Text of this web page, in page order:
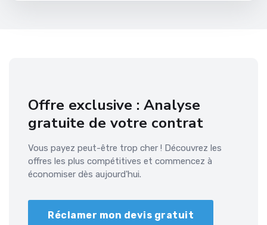
Offre exclusive : Analyse
gratuite de votre contrat
Vous payez peut-être trop cher ! Découvrez les
offres les plus compétitives et commencez à
économiser dès aujourd'hui.
Réclamer mon devis gratuit